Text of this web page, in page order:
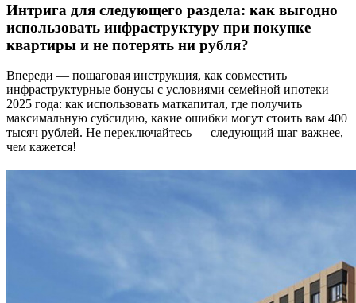
Интрига для следующего раздела: как выгодно
использовать инфраструктуру при покупке
квартиры и не потерять ни рубля?
Впереди — пошаговая инструкция, как совместить
инфраструктурные бонусы с условиями семейной ипотеки
2025 года: как использовать маткапитал, где получить
максимальную субсидию, какие ошибки могут стоить вам 400
тысяч рублей. Не переключайтесь — следующий шаг важнее,
чем кажется!